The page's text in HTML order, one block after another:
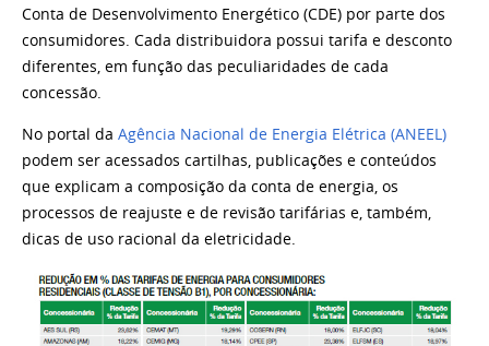
Conta de Desenvolvimento Energético (CDE) por parte dos
consumidores. Cada distribuidora possui tarifa e desconto
diferentes, em função das peculiaridades de cada
concessão.
No portal da Agência Nacional de Energia Elétrica (ANEEL)
podem ser acessados cartilhas, publicações e conteúdos
que explicam a composição da conta de energia, os
processos de reajuste e de revisão tarifárias e, também,
dicas de uso racional da eletricidade.